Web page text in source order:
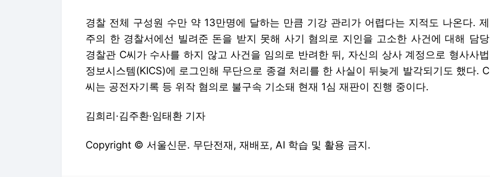
경찰 전체 구성원 수만 약 13만명에 달하는 만큼 기강 관리가 어렵다는 지적도 나온다. 제
주의 한 경찰서에선 빌려준 돈을 받지 못해 사기 혐의로 지인을 고소한 사건에 대해 담당
경찰관 C씨가 수사를 하지 않고 사건을 임의로 반려한 뒤, 자신의 상사 계정으로 형사사법
정보시스템(KICS)에 로그인해 무단으로 종결 처리를 한 사실이 뒤늦게 발각되기도 했다. C
씨는 공전자기록 등 위작 혐의로 불구속 기소돼 현재 1심 재판이 진행 중이다.
김희리·김주환·임태환 기자
Copyright © 서울신문. 무단전재, 재배포, AI 학습 및 활용 금지.